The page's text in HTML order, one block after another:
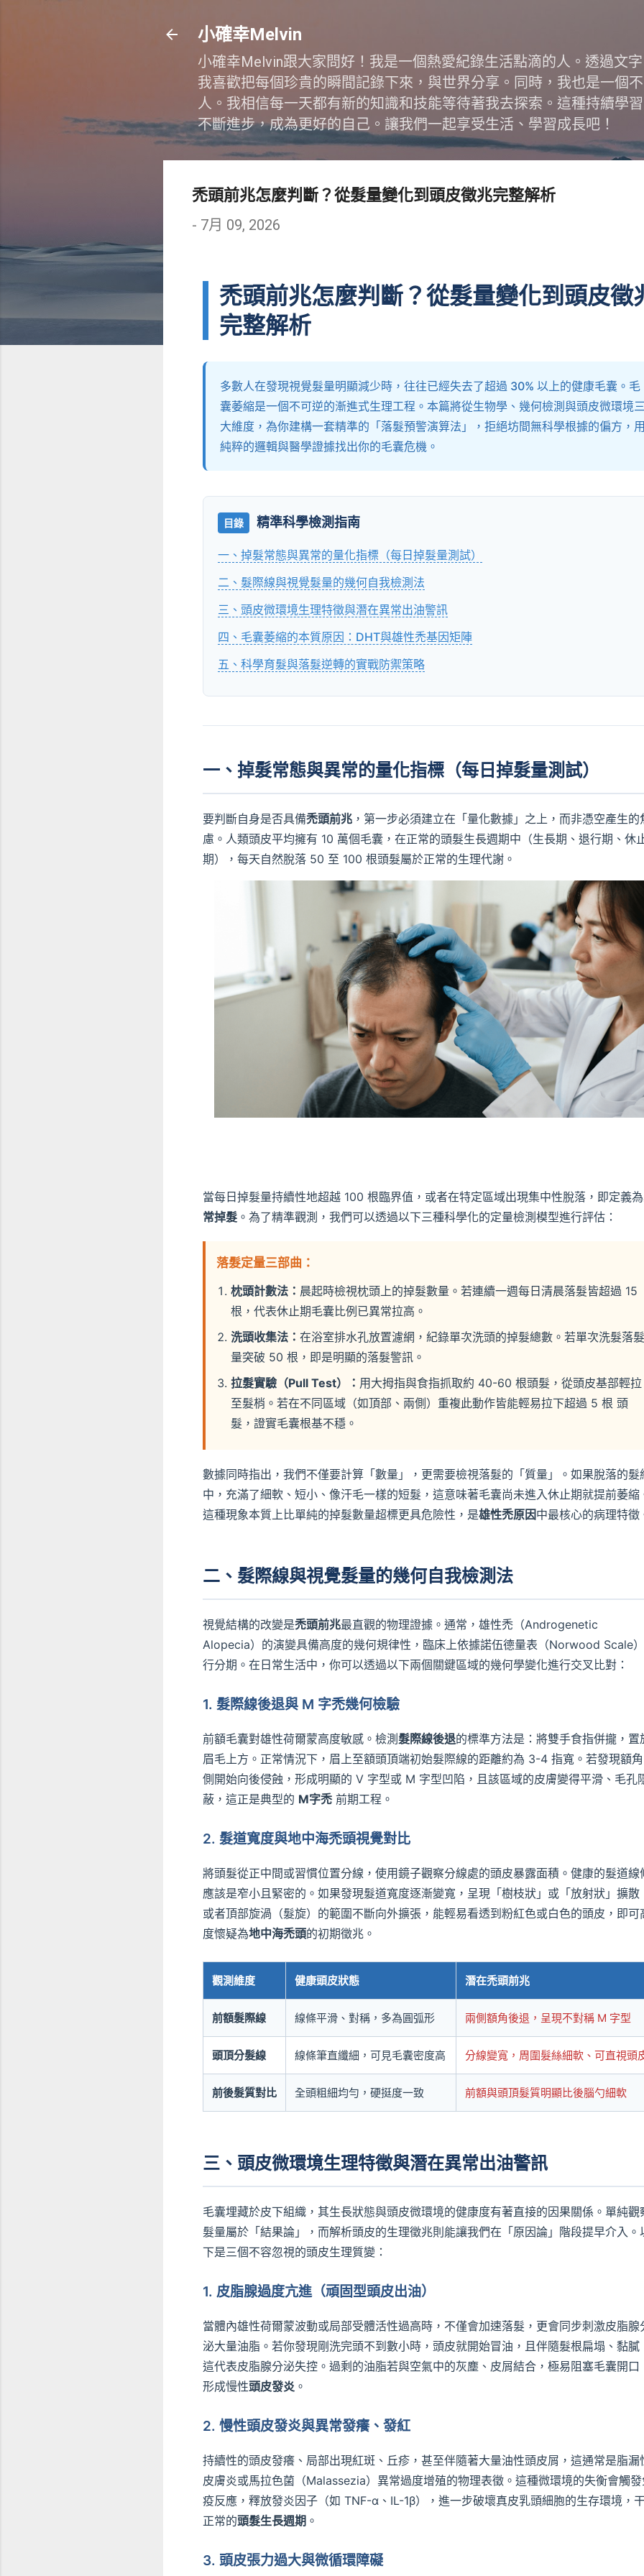
小確幸Melvin
小確幸Melvin跟大家問好！我是一個熱愛紀錄生活點滴的人。透過文
我喜歡把每個珍貴的瞬間記錄下來，與世界分享。同時，我也是一個
人。我相信每一天都有新的知識和技能等待著我去探索。這種持續學
不斷進步，成為更好的自己。讓我們一起享受生活、學習成長吧！
禿頭前兆怎麼判斷？從髮量變化到頭皮徵兆完整解析
- 7月 09, 2026
禿頭前兆怎麼判斷？從髮量變化到頭皮徵
完整解析
多數人在發現視覺髮量明顯減少時，往往已經失去了超過 30% 以上的健康毛囊。毛
囊萎縮是一個不可逆的漸進式生理工程。本篇將從生物學、幾何檢測與頭皮微環境
大維度，為你建構一套精準的「落髮預警演算法」，拒絕坊間無科學根據的偏方，
純粹的邏輯與醫學證據找出你的毛囊危機。
目錄 精準科學檢測指南
一、掉髮常態與異常的量化指標（每日掉髮量測試）
二、髮際線與視覺髮量的幾何自我檢測法
三、頭皮微環境生理特徵與潛在異常出油警訊
四、毛囊萎縮的本質原因：DHT與雄性禿基因矩陣
五、科學育髮與落髮逆轉的實戰防禦策略
一、掉髮常態與異常的量化指標（每日掉髮量測試）
要判斷自身是否具備禿頭前兆 ，第一步必須建立在「量化數據」之上，而非憑空產生的
慮。人類頭皮平均擁有 10 萬個毛囊，在正常的頭髮生長週期中（生長期、退行期、休
期），每天自然脫落 50 至 100 根頭髮屬於正常的生理代謝。
當每日掉髮量持續性地超越 100 根臨界值，或者在特定區域出現集中性脫落，即定義為
常掉髮 。為了精準觀測，我們可以透過以下三種科學化的定量檢測模型進行評估：
落髮定量三部曲：
枕頭計數法： 晨起時檢視枕頭上的掉髮數量。若連續一週每日清晨落髮皆超過 15
根，代表休止期毛囊比例已異常拉高。
洗頭收集法： 在浴室排水孔放置濾網，紀錄單次洗頭的掉髮總數。若單次洗髮落髮
量突破 50 根，即是明顯的落髮警訊。
拉髮實驗（Pull Test）： 用大拇指與食指抓取約 40-60 根頭髮，從頭皮基部輕拉
至髮梢。若在不同區域（如頂部、兩側）重複此動作皆能輕易拉下超過 5 根 頭
髮，證實毛囊根基不穩。
數據同時指出，我們不僅要計算「數量」，更需要檢視落髮的「質量」。如果脫落的髮
中，充滿了細軟、短小、像汗毛一樣的短髮，這意味著毛囊尚未進入休止期就提前萎縮
這種現象本質上比單純的掉髮數量超標更具危險性，是雄性禿原因中最核心的病理特徵
二、髮際線與視覺髮量的幾何自我檢測法
視覺結構的改變是禿頭前兆最直觀的物理證據。通常，雄性禿（Androgenetic
Alopecia）的演變具備高度的幾何規律性，臨床上依據諾伍德量表（Norwood Scale
行分期。在日常生活中，你可以透過以下兩個關鍵區域的幾何學變化進行交叉比對：
1. 髮際線後退與 M 字禿幾何檢驗
前額毛囊對雄性荷爾蒙高度敏感。檢測髮際線後退的標準方法是：將雙手食指併攏，置
眉毛上方。正常情況下，眉上至額頭頂端初始髮際線的距離約為 3-4 指寬。若發現額
側開始向後侵蝕，形成明顯的 V 字型或 M 字型凹陷，且該區域的皮膚變得平滑、毛孔
蔽，這正是典型的 M字禿 前期工程。
2. 髮道寬度與地中海禿頭視覺對比
將頭髮從正中間或習慣位置分線，使用鏡子觀察分線處的頭皮暴露面積。健康的髮道線
應該是窄小且緊密的。如果發現髮道寬度逐漸變寬，呈現「樹枝狀」或「放射狀」擴散
或者頂部旋渦（髮旋）的範圍不斷向外擴張，能輕易看透到粉紅色或白色的頭皮，即可
度懷疑為地中海禿頭的初期徵兆。
觀測維度 健康頭皮狀態 潛在禿頭前兆
前額髮際線 線條平滑、對稱，多為圓弧形 兩側額角後退，呈現不對稱 M 字型
頭頂分髮線 線條筆直纖細，可見毛囊密度高 分線變寬，周圍髮絲細軟、可直視頭
前後髮質對比 全頭粗細均勻，硬挺度一致 前額與頭頂髮質明顯比後腦勺細軟
三、頭皮微環境生理特徵與潛在異常出油警訊
毛囊埋藏於皮下組織，其生長狀態與頭皮微環境的健康度有著直接的因果關係。單純觀
髮量屬於「結果論」，而解析頭皮的生理徵兆則能讓我們在「原因論」階段提早介入。
下是三個不容忽視的頭皮生理質變：
1. 皮脂腺過度亢進（頑固型頭皮出油）
當體內雄性荷爾蒙波動或局部受體活性過高時，不僅會加速落髮，更會同步刺激皮脂腺
泌大量油脂。若你發現剛洗完頭不到數小時，頭皮就開始冒油，且伴隨髮根扁塌、黏膩
這代表皮脂腺分泌失控。過剩的油脂若與空氣中的灰塵、皮屑結合，極易阻塞毛囊開口
形成慢性頭皮發炎 。
2. 慢性頭皮發炎與異常發癢、發紅
持續性的頭皮發癢、局部出現紅斑、丘疹，甚至伴隨著大量油性頭皮屑，這通常是脂漏
皮膚炎或馬拉色菌（Malassezia）異常過度增殖的物理表徵。這種微環境的失衡會觸
疫反應，釋放發炎因子（如 TNF-α、IL-1β），進一步破壞真皮乳頭細胞的生存環境，
正常的頭髮生長週期 。
3. 頭皮張力過大與微循環障礙